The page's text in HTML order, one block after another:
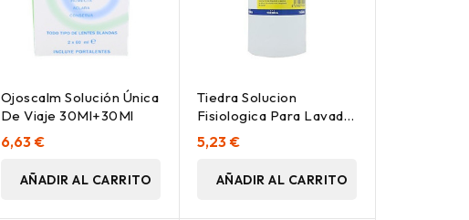
Ojoscalm Solución Única
De Viaje 30Ml+30Ml
6,63 €
AÑADIR AL CARRITO
Tiedra Solucion
Fisiologica Para Lavado
1000Ml
5,23 €
AÑADIR AL CARRITO